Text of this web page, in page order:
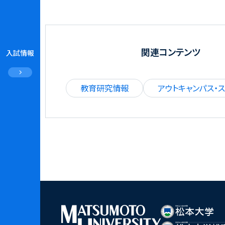
入試情報 関連コンテンツ
教育研究情報 アウトキャンパス・